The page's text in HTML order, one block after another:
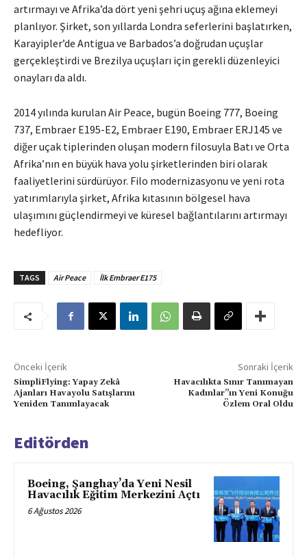
artırmayı ve Afrika’da dört yeni şehri uçuş ağına eklemeyi
planlıyor. Şirket, son yıllarda Londra seferlerini başlatırken,
Karayipler’de Antigua ve Barbados’a doğrudan uçuşlar
gerçekleştirdi ve Brezilya uçuşları için gerekli düzenleyici
onayları da aldı.
2014 yılında kurulan Air Peace, bugün Boeing 777, Boeing
737, Embraer E195-E2, Embraer E190, Embraer ERJ145 ve
diğer uçak tiplerinden oluşan modern filosuyla Batı ve Orta
Afrika’nın en büyük hava yolu şirketlerinden biri olarak
faaliyetlerini sürdürüyor. Filo modernizasyonu ve yeni rota
yatırımlarıyla şirket, Afrika kıtasının bölgesel hava
ulaşımını güçlendirmeyi ve küresel bağlantılarını artırmayı
hedefliyor.
TAGS Air Peace İlk Embraer E175
Önceki İçerik
SimpliFlying: Yapay Zekâ
Ajanları Havayolu Satışlarını
Yeniden Tanımlayacak
Sonraki İçerik
Havacılıkta Sınır Tanımayan
Kadınlar”ın Yeni Konuğu
Özlem Oral Oldu
Editörden
Boeing, Şanghay’da Yeni Nesil
Havacılık Eğitim Merkezini Açtı
6 Ağustos 2026